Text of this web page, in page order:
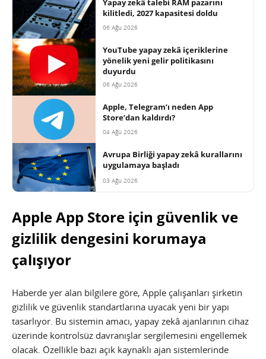
Yapay zekâ talebi RAM pazarını
kilitledi, 2027 kapasitesi doldu
06 Ağu 2026
YouTube yapay zekâ içeriklerine
yönelik yeni gelir politikasını
duyurdu
06 Ağu 2026
Apple, Telegram’ı neden App
Store’dan kaldırdı?
04 Ağu 2026
Avrupa Birliği yapay zekâ kurallarını
uygulamaya başladı
03 Ağu 2026
Apple App Store için güvenlik ve
gizlilik dengesini korumaya
çalışıyor
Haberde yer alan bilgilere göre, Apple çalışanları şirketin
gizlilik ve güvenlik standartlarına uyacak yeni bir yapı
tasarlıyor. Bu sistemin amacı, yapay zekâ ajanlarının cihaz
üzerinde kontrolsüz davranışlar sergilemesini engellemek
olacak. Özellikle bazı açık kaynaklı ajan sistemlerinde